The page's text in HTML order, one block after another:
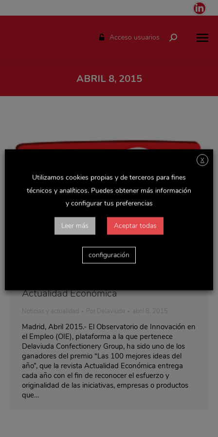
Acceso usuarios Buscar:
ABRIL 8, 2015
Actualidad Económica
Noticias y actualidad Por Delaviuda abril 8, 2015
Madrid, Abril 2015.- El Observatorio de Innovación en
el Empleo (OIE), plataforma a la que pertenece
Delaviuda Confectionery Group, ha sido uno de los
ganadores del premio “Las 100 mejores ideas del
año”, que la revista Actualidad Económica entrega
cada año con el fin de reconocer el esfuerzo y
originalidad de las iniciativas, empresas o productos
que…
X
Utilizamos cookies propias y de terceros para fines
técnicos y analíticos. Puedes obtener más información
y configurar tus preferencias
Leer más Aceptar todas
configuración